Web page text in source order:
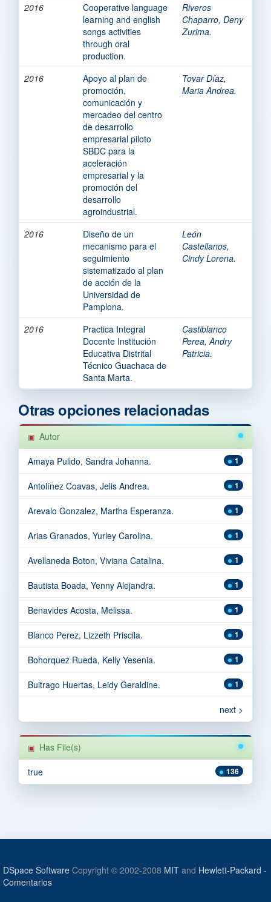
2016
Cooperative language
learning and english
songs activities
through oral
production.
Riveros
Chaparro, Deny
Zurima.
2016
Apoyo al plan de
promoción,
comunicación y
mercadeo del centro
de desarrollo
empresarial piloto
SBDC para la
aceleración
empresarial y la
promoción del
desarrollo
agroindustrial.
Tovar Díaz,
Maria Andrea.
2016
Diseño de un
mecanismo para el
seguimiento
sistematizado al plan
de acción de la
Universidad de
Pamplona.
León
Castellanos,
Cindy Lorena.
2016
Practica Integral
Docente Institución
Educativa Distrital
Técnico Guachaca de
Santa Marta.
Castiblanco
Perea, Andry
Patricia.
Otras opciones relacionadas
Autor
1
Amaya Pulido, Sandra Johanna.
1
Antolínez Coavas, Jelis Andrea.
1
Arevalo Gonzalez, Martha Esperanza.
1
Arias Granados, Yurley Carolina.
1
Avellaneda Boton, Viviana Catalina.
1
Bautista Boada, Yenny Alejandra.
1
Benavides Acosta, Melissa.
1
Blanco Perez, Lizzeth Priscila.
1
Bohorquez Rueda, Kelly Yesenia.
1
Buitrago Huertas, Leidy Geraldine.
next >
Has File(s)
136
true
DSpace Software Copyright © 2002-2008 MIT and Hewlett-Packard -
Comentarios